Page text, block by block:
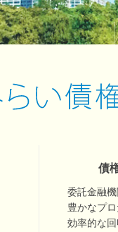
債
委託金融
豊かなプ
効率的な